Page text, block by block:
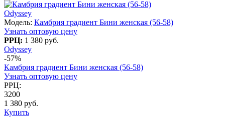
Odyssey
Модель: Камбрия градиент Бини женская (56-58)
Узнать оптовую цену
РРЦ: 1 380 руб.
Odyssey
-57%
Камбрия градиент Бини женская (56-58)
Узнать оптовую цену
РРЦ:
3200
1 380 руб.
Купить